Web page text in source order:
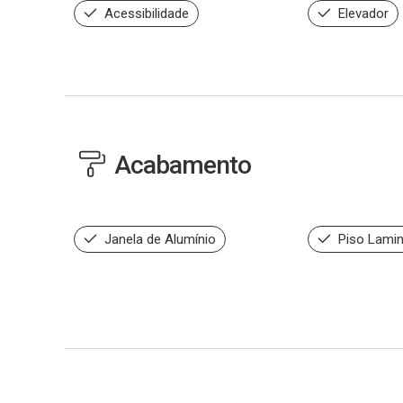
Acessibilidade Elevador
Acabamento
Janela de Alumínio Piso